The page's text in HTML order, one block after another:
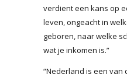
verdient een kans op
leven, ongeacht in
geboren, naar welke
wat je inkomen is.”
“Nederland is een van